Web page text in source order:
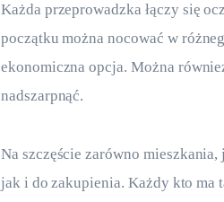
Każda przeprowadzka łączy się
początku można nocować w
ekonomiczna opcja. Można
nadszarpnąć.
Na szczęście zarówno
jak i do zakupienia. Każdy kto ma